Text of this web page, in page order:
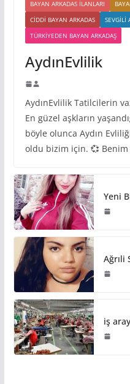
BAYAN ARKADAS ILANLARI
CIDDI BAYAN ARKADAS
SEVGILI
TÜRKIYEDEN BAYAN ARKADAŞ
AydınEvlilik
AydınEvlilik Tatilcilerin
En güzel aşkların
böyle olunca Aydın
oldu bizim için. 💞 Benim
Yeni
Ağrıli
iş